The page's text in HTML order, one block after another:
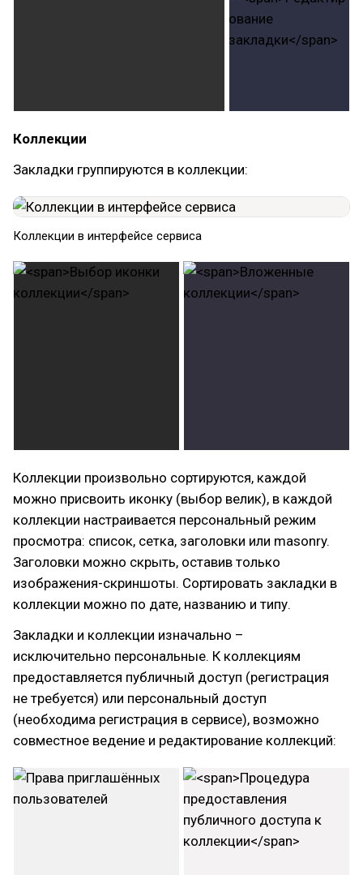
Коллекции
Закладки группируются в коллекции:
Коллекции в интерфейсе сервиса
Коллекции произвольно сортируются, каждой
можно присвоить иконку (выбор велик), в каждой
коллекции настраивается персональный режим
просмотра: список, сетка, заголовки или masonry.
Заголовки можно скрыть, оставив только
изображения-скриншоты. Сортировать закладки в
коллекции можно по дате, названию и типу.
Закладки и коллекции изначально –
исключительно персональные. К коллекциям
предоставляется публичный доступ (регистрация
не требуется) или персональный доступ
(необходима регистрация в сервисе), возможно
совместное ведение и редактирование коллекций: